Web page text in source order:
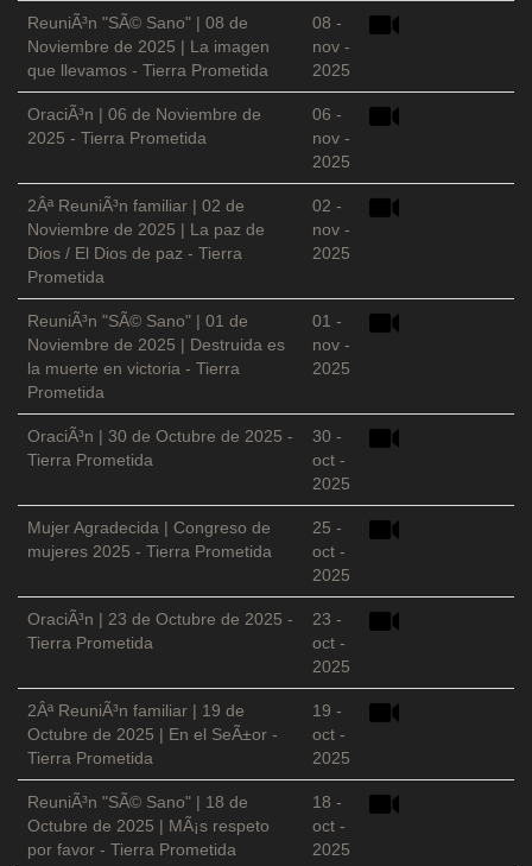
ReuniÃ³n "SÃ© Sano" | 08 de
Noviembre de 2025 | La imagen
que llevamos - Tierra Prometida
08 -
nov -
2025
OraciÃ³n | 06 de Noviembre de
2025 - Tierra Prometida
06 -
nov -
2025
2Âª ReuniÃ³n familiar | 02 de
Noviembre de 2025 | La paz de
Dios / El Dios de paz - Tierra
Prometida
02 -
nov -
2025
ReuniÃ³n "SÃ© Sano" | 01 de
Noviembre de 2025 | Destruida es
la muerte en victoria - Tierra
Prometida
01 -
nov -
2025
OraciÃ³n | 30 de Octubre de 2025 -
Tierra Prometida
30 -
oct -
2025
Mujer Agradecida | Congreso de
mujeres 2025 - Tierra Prometida
25 -
oct -
2025
OraciÃ³n | 23 de Octubre de 2025 -
Tierra Prometida
23 -
oct -
2025
2Âª ReuniÃ³n familiar | 19 de
Octubre de 2025 | En el SeÃ±or -
Tierra Prometida
19 -
oct -
2025
ReuniÃ³n "SÃ© Sano" | 18 de
Octubre de 2025 | MÃ¡s respeto
por favor - Tierra Prometida
18 -
oct -
2025